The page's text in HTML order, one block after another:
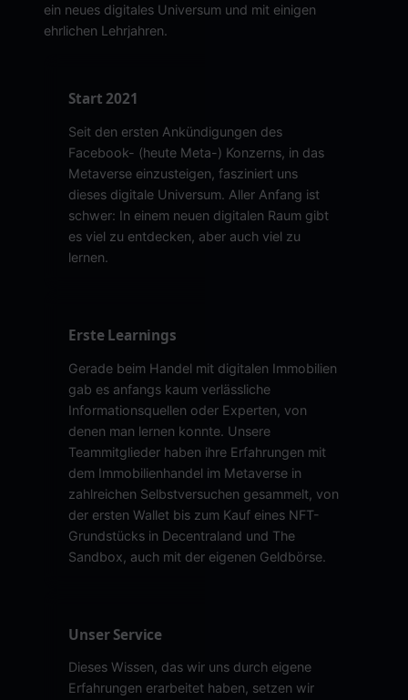
ein neues digitales Universum und mit einigen
ehrlichen Lehrjahren.
Start 2021
Seit den ersten Ankündigungen des
Facebook- (heute Meta-) Konzerns, in das
Metaverse einzusteigen, fasziniert uns
dieses digitale Universum. Aller Anfang ist
schwer: In einem neuen digitalen Raum gibt
es viel zu entdecken, aber auch viel zu
lernen.
Erste Learnings
Gerade beim Handel mit digitalen Immobilien
gab es anfangs kaum verlässliche
Informationsquellen oder Experten, von
denen man lernen konnte. Unsere
Teammitglieder haben ihre Erfahrungen mit
dem Immobilienhandel im Metaverse in
zahlreichen Selbstversuchen gesammelt, von
der ersten Wallet bis zum Kauf eines NFT-
Grundstücks in Decentraland und The
Sandbox, auch mit der eigenen Geldbörse.
Unser Service
Dieses Wissen, das wir uns durch eigene
Erfahrungen erarbeitet haben, setzen wir